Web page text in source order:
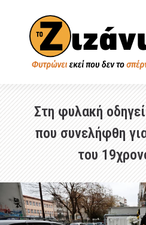
Στη φυλακή
που συνελήφθη
του